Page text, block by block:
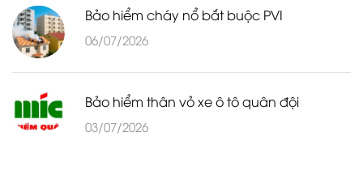
Bảo hiểm cháy nổ bắt buộc PVI
06/07/2026
Bảo hiểm thân vỏ xe ô tô quân đội
03/07/2026